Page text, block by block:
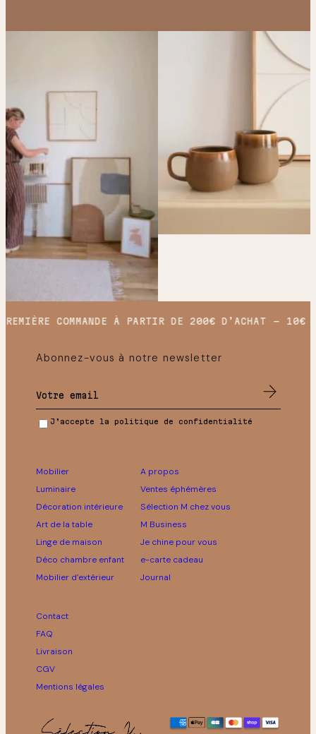
COMMANDE À PARTIR DE 200€ D’ACHAT 10€
Abonnez-vous à notre newsletter
J’accepte la politique de confidentialité
Mobilier
Luminaire
Décoration intérieure
Art de la table
Linge de maison
Déco chambre enfant
Mobilier d’extérieur
A propos
Ventes éphémères
Sélection M chez vous
M Business
Je chine pour vous
e-carte cadeau
Journal
Contact
FAQ
Livraison
CGV
Mentions légales